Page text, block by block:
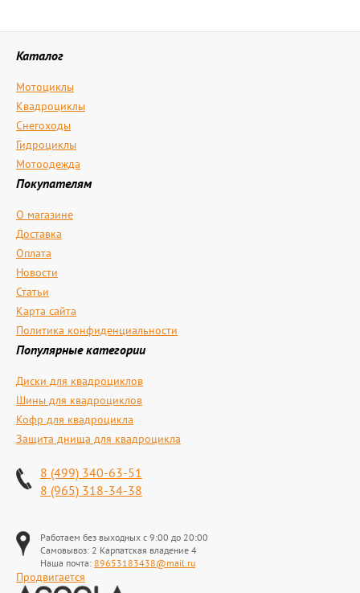
Каталог
Мотоциклы
Квадроциклы
Снегоходы
Гидроциклы
Мотоодежда
Покупателям
О магазине
Доставка
Оплата
Новости
Статьи
Карта сайта
Политика конфиденциальности
Популярные категории
Диски для квадроциклов
Шины для квадроциклов
Кофр для квадроцикла
Защита днища для квадроцикла
8 (499) 340-63-51
8 (965) 318-34-38
Работаем без выходных с 9:00 до 20:00
Самовывоз: 2 Карпатская владение 4
Наша почта: 89653183438@mail.ru
Продвигается